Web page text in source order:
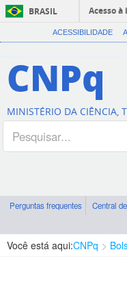
BRASIL
Acesso
ACESSIBILIDADE
CNPq
MINISTÉRIO DA CIÊNCIA,
Perguntas frequentes Central
Você está aqui:CNPq